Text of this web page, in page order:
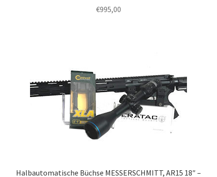
€995,00
Halbautomatische Büchse MESSERSCHMITT, AR15 18″ –